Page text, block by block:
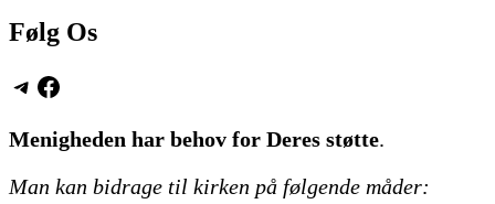
Følg Os
Telegram
Facebook
Menigheden har behov for Deres støtte.
Man kan bidrage til kirken på følgende måder: